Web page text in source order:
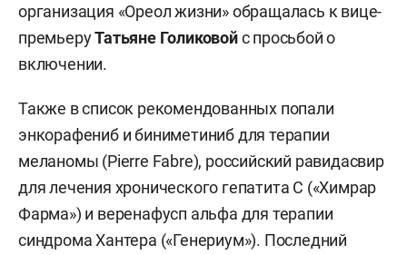
организация «Ореол жизни» обращалась к вице-
премьеруТатьяне Голиковойс просьбой о
включении.
Также в список рекомендованных попали
энкорафениб и биниметиниб для терапии
меланомы (Pierre Fabre), российский равидасвир
для лечения хронического гепатита С («Химрар
Фарма») и веренафусп альфа для терапии
синдрома Хантера («Генериум»). Последний